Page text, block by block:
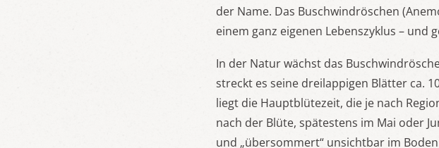
der Name. Das Buschwindröschen
einem ganz eigenen Lebenszyklus – und
In der Natur wächst das
streckt es seine dreilappigen Blätter ca.
liegt die Hauptblütezeit, die je nach
nach der Blüte, spätestens im Mai oder
und „übersommert“ unsichtbar im